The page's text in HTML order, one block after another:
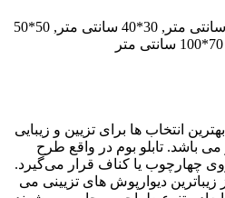
20*30 سانتی متر, 30*30 سانتی متر, 30*40 سانتی متر, 50*50
انتخاب ها برای تزیین و زیبایی
باشد. تابلو بوم در واقع طرح
چهارچوب یا کناف قرار می‌گیرد.
زیباترین دیوارپوش های تزیینی می